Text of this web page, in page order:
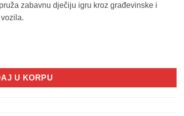
zabavnu dječiju igru kroz građevinske i
(VOZILA SET) količina
U KORPU